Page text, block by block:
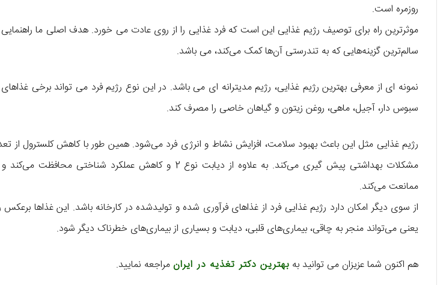
روزمره است.
موثرترین راه برای توصیف رژیم غذایی این است که فرد غذایی را از روی عادت می خورد. هدف اصلی ما
سالم‌ترین گزینه‌هایی که به تندرستی آن‌ها کمک می‌کند، می باشد.
نمونه ای از معرفی بهترین رژیم غذایی، رژیم مدیترانه ای می باشد. در این نوع رژیم فرد می تواند برخی
سبوس دار، آجیل، ماهی، روغن زیتون و گیاهان خاصی را مصرف کند.
رژیم غذایی مثل این باعث بهبود سلامت، افزایش نشاط و انرژی فرد می‌شود. همین طور با کاهش کلسترول از
مشکلات بهداشتی پیش گیری می‌کند. به علاوه از دیابت نوع 2 و کاهش عملکرد
ممانعت می‌کند.
از سوی دیگر امکان دارد رژیم غذایی فرد از غذاهای فرآوری شده و تولیدشده در کارخانه باشد. این‌ غذاها
یعنی می‌تواند منجر به چاقی، بیماری‌های قلبی، دیابت و بسیاری از بیماری‌های خطرناک دیگر شود.
هم اکنون شما عزیزان می توانید به بهترین دکتر تغذیه در ایرانمراجعه نمایید.